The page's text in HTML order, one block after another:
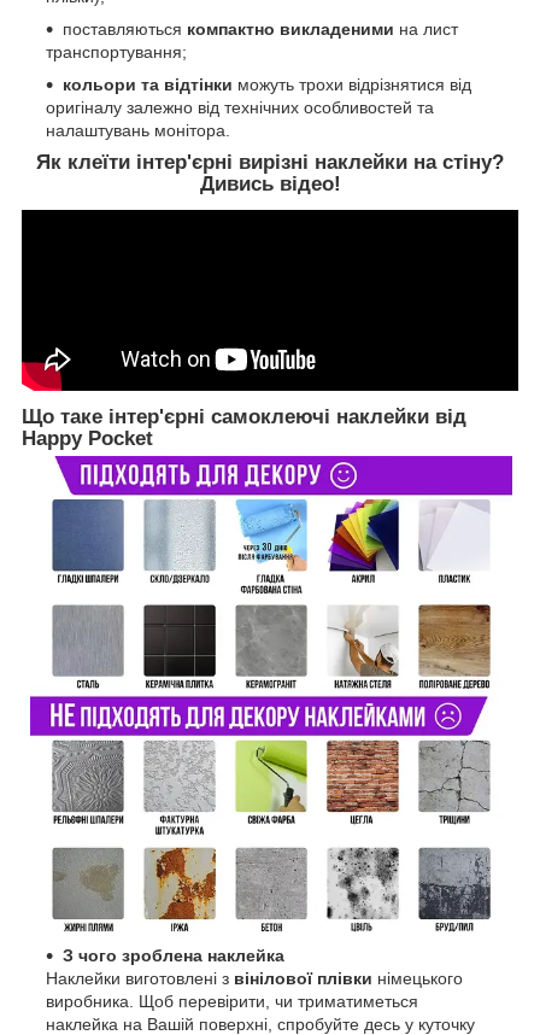
поставляються компактно викладеними на лист
транспортування;
кольори та відтінки можуть трохи відрізнятися від
оригіналу залежно від технічних особливостей та
налаштувань монітора.
Як клеїти інтер'єрні вирізні наклейки на стіну?
Дивись відео!
Що таке інтер'єрні самоклеючі наклейки від
Happy Pocket
З чого зроблена наклейка
Наклейки виготовлені з вінілової плівки німецького
виробника. Щоб перевірити, чи триматиметься
наклейка на Вашій поверхні, спробуйте десь у куточку